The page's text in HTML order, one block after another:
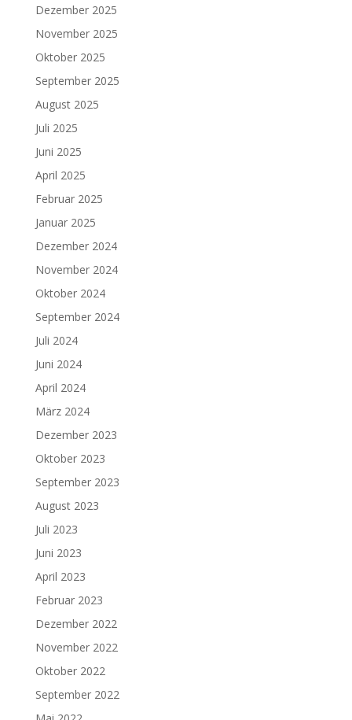
Dezember 2025
November 2025
Oktober 2025
September 2025
August 2025
Juli 2025
Juni 2025
April 2025
Februar 2025
Januar 2025
Dezember 2024
November 2024
Oktober 2024
September 2024
Juli 2024
Juni 2024
April 2024
März 2024
Dezember 2023
Oktober 2023
September 2023
August 2023
Juli 2023
Juni 2023
April 2023
Februar 2023
Dezember 2022
November 2022
Oktober 2022
September 2022